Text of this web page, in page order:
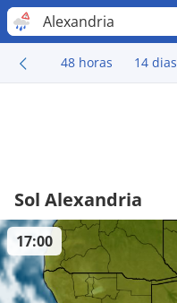
Alexandria
48 horas 14 dias
Sol Alexandria
17:00